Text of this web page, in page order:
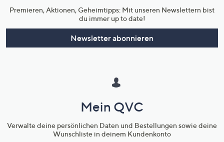
Premieren, Aktionen, Geheimtipps: Mit unseren Newslettern bist
du immer up to date!
Newsletter abonnieren
Mein QVC
Verwalte deine persönlichen Daten und Bestellungen sowie deine
Wunschliste in deinem Kundenkonto